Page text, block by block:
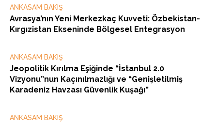
ANKASAM BAKIŞ
Avrasya’nın Yeni Merkezkaç Kuvveti: Özbekistan-
Kırgızistan Ekseninde Bölgesel Entegrasyon
ANKASAM BAKIŞ
Jeopolitik Kırılma Eşiğinde “İstanbul 2.0
Vizyonu”nun Kaçınılmazlığı ve “Genişletilmiş
Karadeniz Havzası Güvenlik Kuşağı”
ANKASAM BAKIŞ